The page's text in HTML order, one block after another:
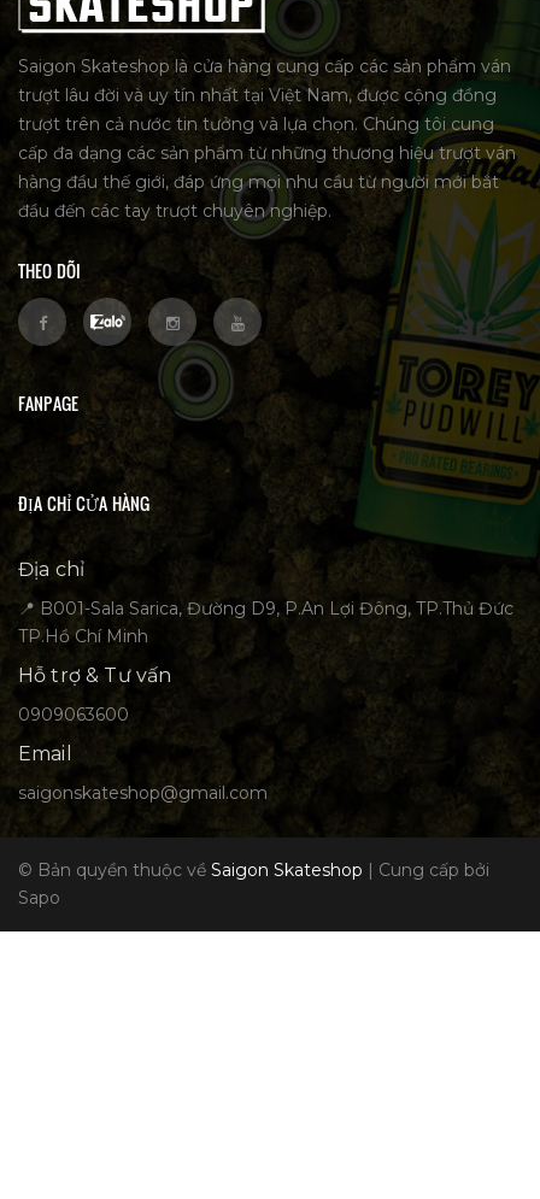
Saigon Skateshop là cửa hàng cung cấp các sản phẩm ván
trượt lâu đời và uy tín nhất tại Việt Nam, được cộng đồng
trượt trên cả nước tin tưởng và lựa chọn. Chúng tôi cung
cấp đa dạng các sản phẩm từ những thương hiệu trượt ván
hàng đầu thế giới, đáp ứng mọi nhu cầu từ người mới bắt
đầu đến các tay trượt chuyên nghiệp.
THEO DÕI
FANPAGE
ĐỊA CHỈ CỬA HÀNG
Địa chỉ
📍 B001-Sala Sarica, Đường D9, P.An Lợi Đông, TP.Thủ Đức
TP.Hồ Chí Minh
Hỗ trợ & Tư vấn
0909063600
Email
saigonskateshop@gmail.com
© Bản quyền thuộc về Saigon Skateshop | Cung cấp bởi
Sapo